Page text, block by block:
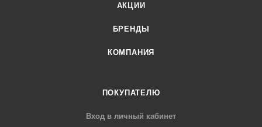
АКЦИИ
БРЕНДЫ
КОМПАНИЯ
ПОКУПАТЕЛЮ
Вход в личный кабинет